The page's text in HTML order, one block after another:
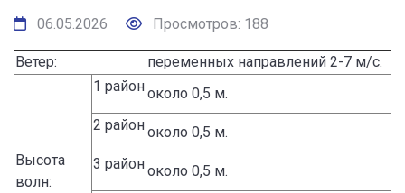
06.05.2026 Просмотров: 188
Ветер: переменных направлений 2-7 м/с.
Высота
волн:
1 районоколо 0,5 м.
2 районоколо 0,5 м.
3 районоколо 0,5 м.